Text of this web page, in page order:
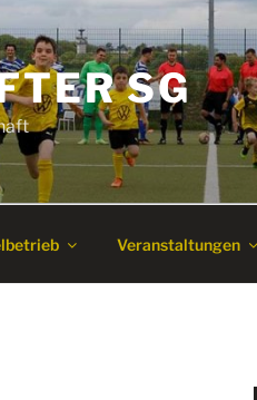
SG
Veranstaltungen